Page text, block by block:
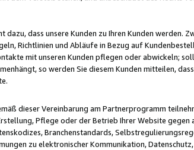
dass unsere Kunden zu Ihren Kunden werden.
Richtlinien und Abläufe in Bezug auf
mit unseren Kunden pflegen oder abwickeln;
so werden Sie diesem Kunden mitteilen,
dieser Vereinbarung am Partnerprogramm
Pflege oder der Betrieb Ihrer Website
Branchenstandards,
zu elektronischer Kommunikation,